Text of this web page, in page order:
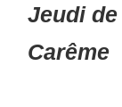
Jeudi de
Carême